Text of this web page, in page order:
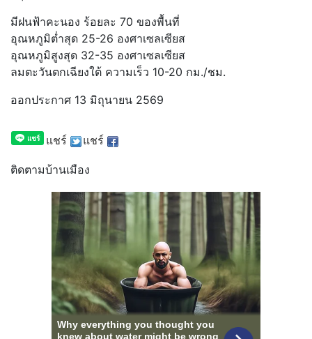
มีฝนฟ้าคะนอง ร้อยละ 70 ของพื้นที่
อุณหภูมิต่ำสุด 25-26 องศาเซลเซียส
อุณหภูมิสูงสุด 32-35 องศาเซลเซียส
ลมตะวันตกเฉียงใต้ ความเร็ว 10-20 กม./ชม.
ออกประกาศ 13 มิถุนายน 2569
แชร์ แชร์
ติดตามบ้านเมือง